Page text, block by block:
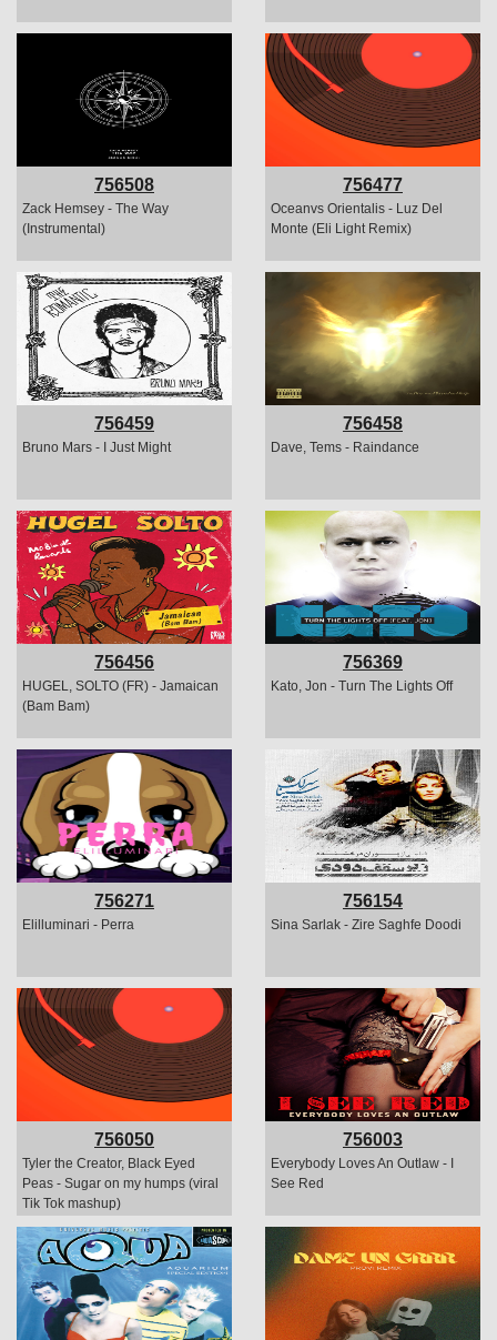
756508
Zack Hemsey - The Way
(Instrumental)
756477
Oceanvs Orientalis - Luz Del
Monte (Eli Light Remix)
756459
Bruno Mars - I Just Might
756458
Dave, Tems - Raindance
756456
HUGEL, SOLTO (FR) - Jamaican
(Bam Bam)
756369
Kato, Jon - Turn The Lights Off
756271
Elilluminari - Perra
756154
Sina Sarlak - Zire Saghfe Doodi
756050
Tyler the Creator, Black Eyed
Peas - Sugar on my humps (viral
Tik Tok mashup)
756003
Everybody Loves An Outlaw - I
See Red